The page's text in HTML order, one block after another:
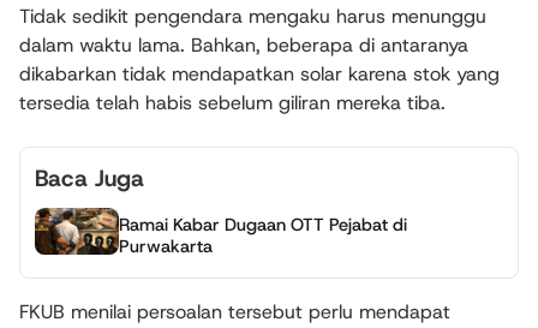
Tidak sedikit pengendara mengaku harus menunggu
dalam waktu lama. Bahkan, beberapa di antaranya
dikabarkan tidak mendapatkan solar karena stok yang
tersedia telah habis sebelum giliran mereka tiba.
Baca Juga
Ramai Kabar Dugaan OTT Pejabat di
Purwakarta
FKUB menilai persoalan tersebut perlu mendapat